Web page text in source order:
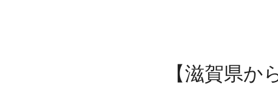
【滋賀県